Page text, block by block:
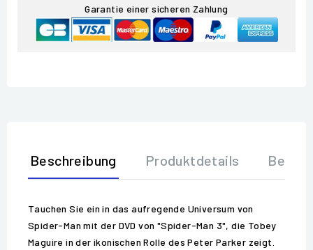
Garantie einer sicheren Zahlung
Beschreibung Produktdetails
Tauchen Sie ein in das aufregende Universum von
Spider-Man mit der DVD von "Spider-Man 3", die Tobey
Maguire in der ikonischen Rolle des Peter Parker zeigt.